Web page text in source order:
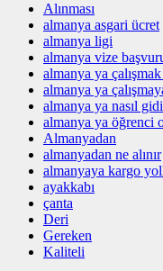
Alınması
almanya asgari ücret
almanya ligi
almanya vize
almanya ya
almanya ya
almanya ya nasıl
almanya ya öğrenci
Almanyadan
almanyadan ne alınır
almanyaya kargo
ayakkabı
çanta
Deri
Gereken
Kaliteli